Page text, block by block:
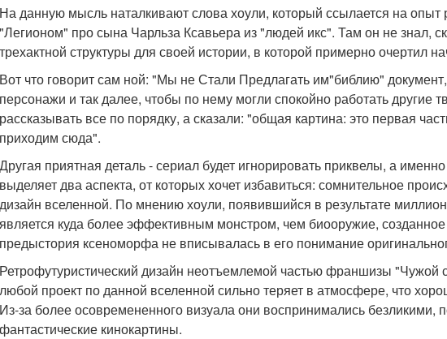
На данную мысль наталкивают слова хоули, который ссылается на
"Легионом" про сына Чарльза Ксавьера из "людей икс". Там он не знал,
трехактной структуры для своей истории, в которой примерно очертил
Вот что говорит сам ной: "Мы не Стали Предлагать им"библию"
персонажи и так далее, чтобы по нему могли спокойно работать другие
рассказывать все по порядку, а сказали: "общая картина: это первая
приходим сюда".
Другая приятная деталь - сериал будет игнорировать приквелы, а
выделяет два аспекта, от которых хочет избавиться: сомнительное
дизайн вселенной. По мнению хоули, появившийся в результате
является куда более эффективным монстром, чем биооружие,
предыстория ксеноморфа не вписывалась в его понимание
Ретрофутуристический дизайн неотъемлемой частью франшизы "Чужой
любой проект по данной вселенной сильно теряет в атмосфере, что
Из-за более осовремененного визуала они воспринимались безликими,
фантастические кинокартины.